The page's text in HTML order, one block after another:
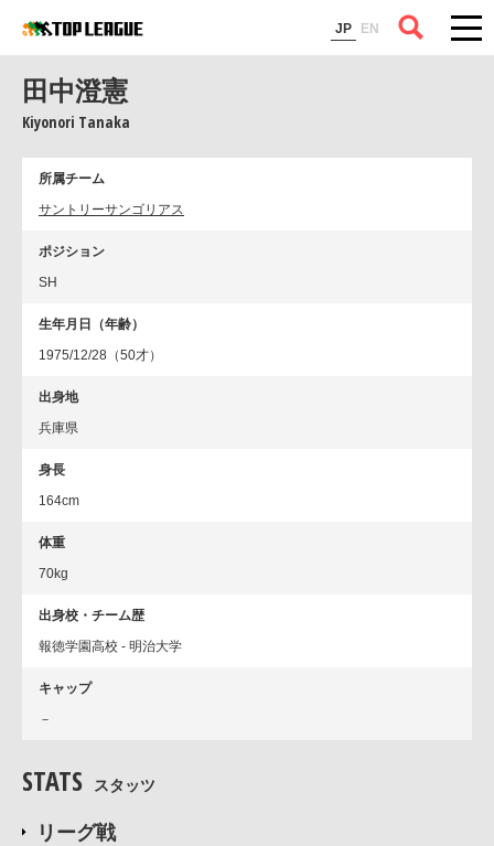
JP EN
コラム
田中澄憲
Kiyonori Tanaka
所属チーム
サントリーサンゴリアス
ポジション
SH
生年月日（年齢）
1975/12/28（50才）
出身地
兵庫県
身長
164cm
体重
70kg
出身校・チーム歴
報徳学園高校 - 明治大学
キャップ
－
STATS スタッツ
リーグ戦